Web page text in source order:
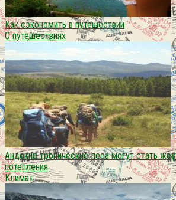
Как сэкономить в путешествии
О путешествиях
Андские тропические леса могут стать
потепления
Климат